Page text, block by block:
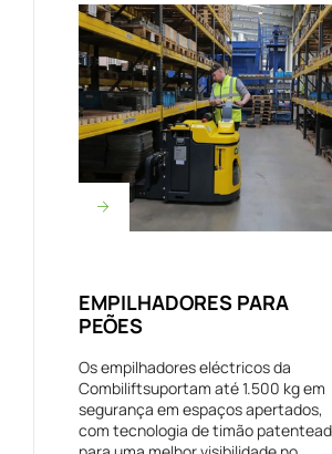
EMPILHADORES PARA
PEÕES
Os empilhadores eléctricos da
Combiliftsuportam até 1.500 kg em
segurança em espaços apertados,
com tecnologia de timão